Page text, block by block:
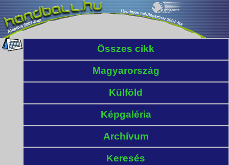
Összes cikk
Magyarország
Külföld
Képgaléria
Archívum
Keresés